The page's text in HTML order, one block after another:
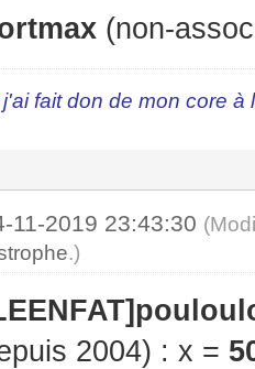
(non-
j'ai fait don de mon core à
11-2019 23:43:30
.)
2004) : x =